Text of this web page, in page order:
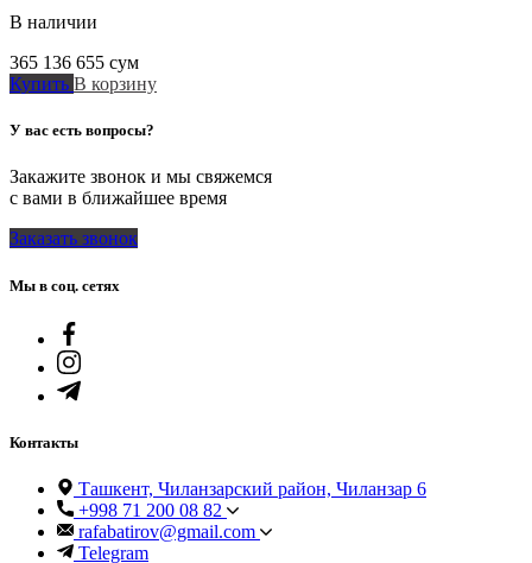
В наличии
365 136 655 сум
Купить В корзину
У вас есть вопросы?
Закажите звонок и мы свяжемся
с вами в ближайшее время
Заказать звонок
Мы в соц. сетях
Контакты
Ташкент, Чиланзарский район, Чиланзар 6
+998 71 200 08 82
rafabatirov@gmail.com
Telegram